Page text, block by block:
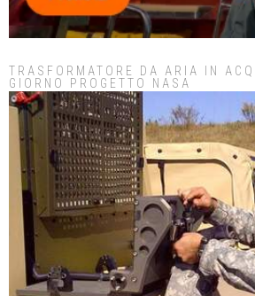
TRASFORMATORE DA ARIA IN
GIORNO PROGETTO NASA